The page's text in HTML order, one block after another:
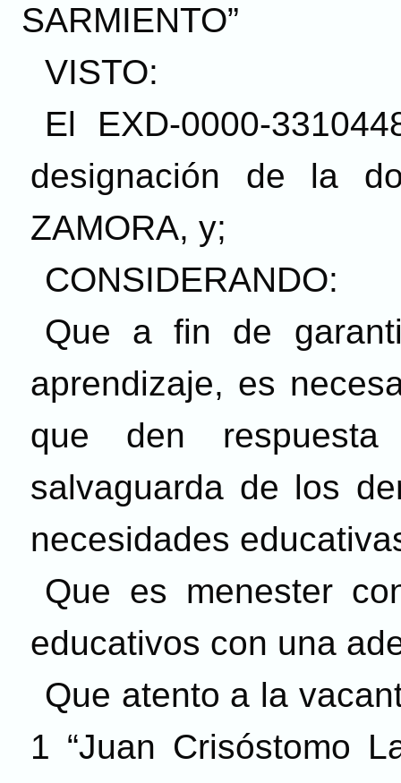
SARMIENTO”
VISTO:
El EXD-0000-
designación de la
ZAMORA, y;
CONSIDERANDO:
Que a fin de
aprendizaje, es
que den
salvaguarda de los
necesidades
Que es menester
educativos con una
Que atento a la
1 “Juan Crisóstomo